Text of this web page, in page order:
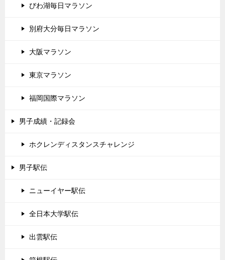
びわ湖毎日マラソン
別府大分毎日マラソン
大阪マラソン
東京マラソン
福岡国際マラソン
男子成績・記録会
ホクレンディスタンスチャレンジ
男子駅伝
ニューイヤー駅伝
全日本大学駅伝
出雲駅伝